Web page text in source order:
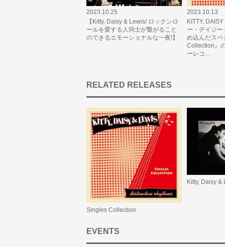
2023.10.25
【Kitty, Daisy & Lewis/ ロックンロ
ールを愛する人同士が繋がること
のできるエモーショナルな一夜!】
2023.10.13
KITTY,
ー・デイジー
め込んだス
Collection』
ーレコ…
RELATED RELEASES
Singles Collection
Kitty, Daisy &
EVENTS